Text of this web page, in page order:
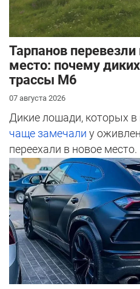
Тарпанов перевезли
место: почему
трассы М6
07 августа 2026
Дикие лошади, которых в
чаще замечали у
переехали в новое место.